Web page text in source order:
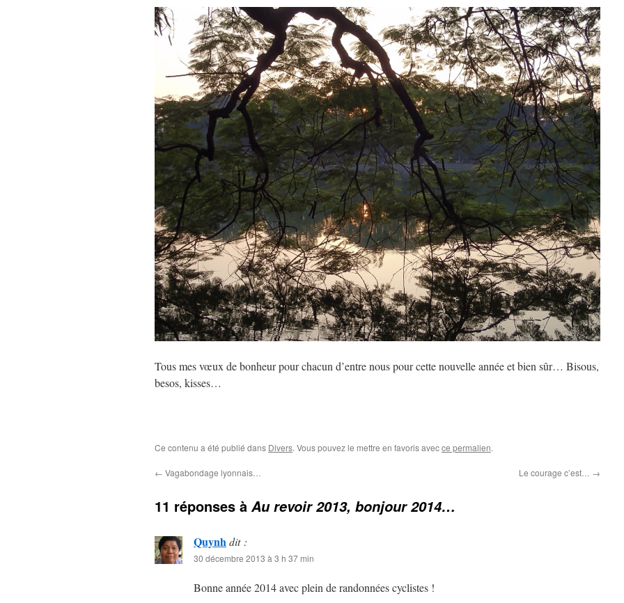
Tous mes vœux de bonheur pour chacun d’entre nous pour cette nouvelle année et bien sûr… Bisous,
besos, kisses…
Ce contenu a été publié dans Divers. Vous pouvez le mettre en favoris avecce permalien.
← Vagabondage lyonnais… Le courage c’est… →
11 réponses à Au revoir 2013, bonjour 2014…
Quynhdit :
30 décembre 2013 à 3 h 37 min
Bonne année 2014 avec plein de randonnées cyclistes !